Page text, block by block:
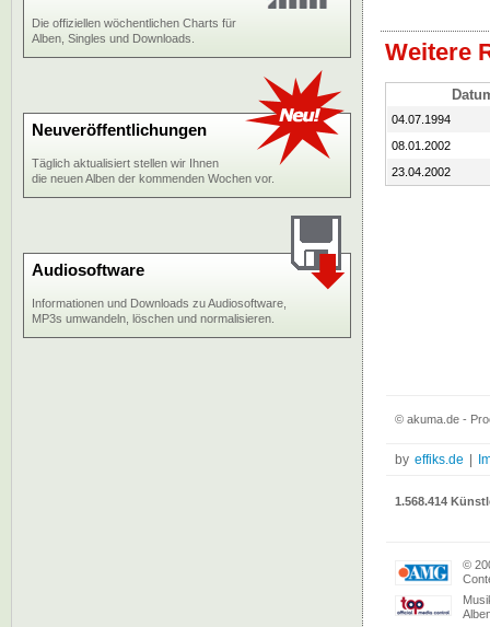
Weitere
04.07.1994
08.01.2002
23.04.2002
Die offiziellen wöchentlichen Charts für
Alben, Singles und Downloads.
Neuveröffentlichungen
Täglich aktualisiert stellen wir Ihnen
die neuen Alben der kommenden Wochen vor.
Audiosoftware
Informationen und Downloads zu Audiosoftware,
MP3s umwandeln, löschen und normalisieren.
© akuma.de -
by effiks.de
1.568.414
©